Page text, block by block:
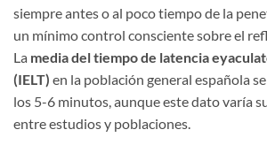
siempre antes o al poco tiempo de la
un mínimo control consciente sobre el
La media del tiempo de latencia
(IELT) en la población general española
los 5-6 minutos, aunque este dato varía
entre estudios y poblaciones.